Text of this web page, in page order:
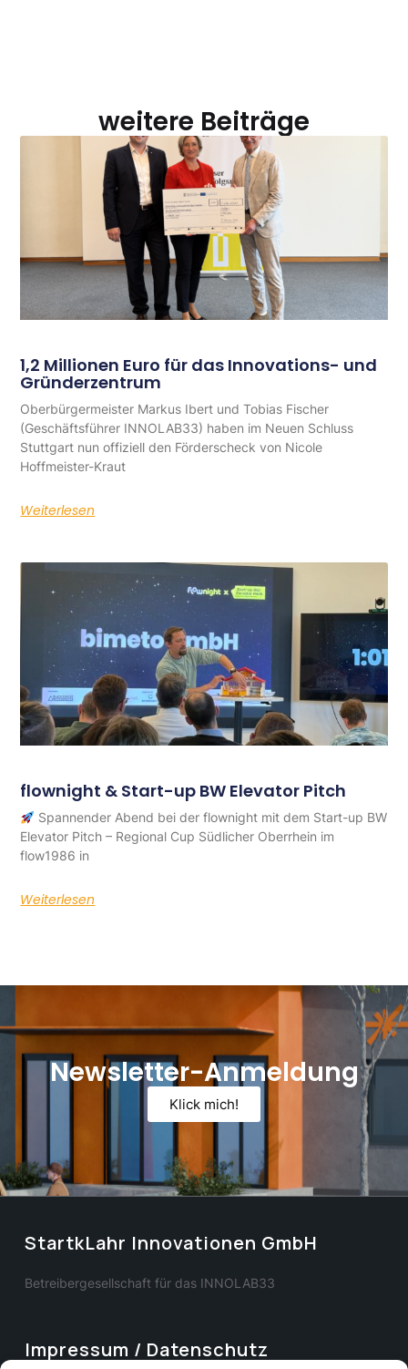
weitere Beiträge
1,2 Millionen Euro für das Innovations- und
Gründerzentrum
Oberbürgermeister Markus Ibert und Tobias Fischer
(Geschäftsführer INNOLAB33) haben im Neuen Schluss
Stuttgart nun offiziell den Förderscheck von Nicole
Hoffmeister-Kraut
Weiterlesen
flownight & Start-up BW Elevator Pitch
Spannender Abend bei der flownight mit dem Start-up BW
Elevator Pitch – Regional Cup Südlicher Oberrhein im
flow1986 in
Weiterlesen
Newsletter-Anmeldung
Klick mich!
StartkLahr Innovationen GmbH
Betreibergesellschaft für das INNOLAB33
Impressum / Datenschutz